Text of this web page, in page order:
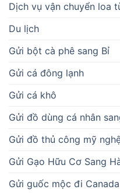
Dịch vụ vận chuyển loa
Du lịch
Gửi bột cà phê sang Bỉ
Gửi cá đông lạnh
Gửi cá khô
Gửi đồ dùng cá nhân
Gửi đồ thủ công mỹ
Gửi Gạo Hữu Cơ Sang
Gửi guốc mộc đi Canada